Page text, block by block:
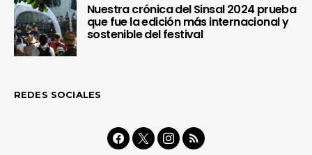
Nuestra crónica del Sinsal 2024 prueba
que fue la edición más internacional y
sostenible del festival
REDES SOCIALES